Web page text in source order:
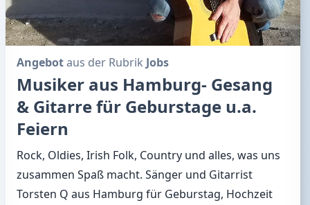
Angebotaus der Rubrik Jobs
Musiker aus Hamburg- Gesang
& Gitarre für Geburstage u.a.
Feiern
Rock, Oldies, Irish Folk, Country und alles, was uns
zusammen Spaß macht. Sänger und Gitarrist
Torsten Q aus Hamburg für Geburstag, Hochzeit